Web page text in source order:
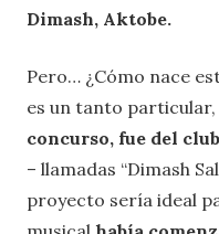
Dimash, Aktobe.
Pero… ¿Cómo nace
es un tanto particular,
concurso, fue del
– llamadas “Dimash
proyecto sería ideal